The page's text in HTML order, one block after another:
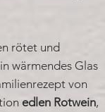
rötet und
wärmendes Glas
von
edlen Rotwein,